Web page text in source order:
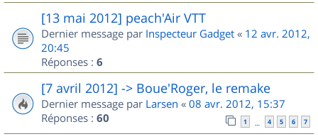
[13 mai 2012] peach'Air VTT
Dernier message par Inspecteur Gadget « 12 avr. 2012,
20:45
Réponses : 6
[7 avril 2012] -> Boue'Roger, le remake
Dernier message par Larsen « 08 avr. 2012, 15:37
Réponses : 60 1 … 4 5 6 7